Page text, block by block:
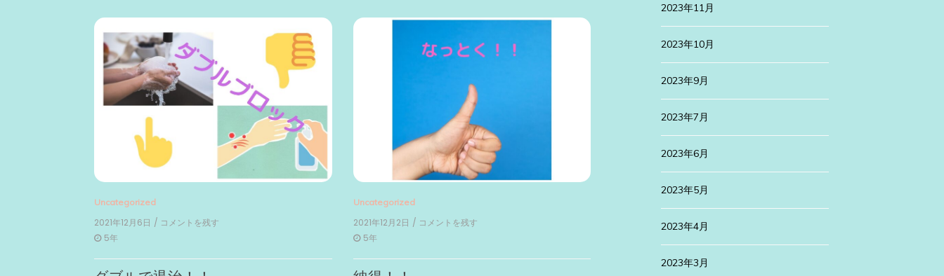
Uncategorized
2021年12月6日 / コメントを残す
ル
5年
Uncategorized
2021年12月2日 / コメントを残す
5年
2023年11月
2023年10月
2023年9月
2023年7月
2023年6月
2023年5月
2023年4月
2023年3月